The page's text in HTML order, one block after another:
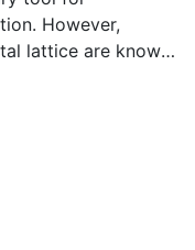
However,
lattice are known
and flexible
to
crystallize in
just innocuous
remain unclear.